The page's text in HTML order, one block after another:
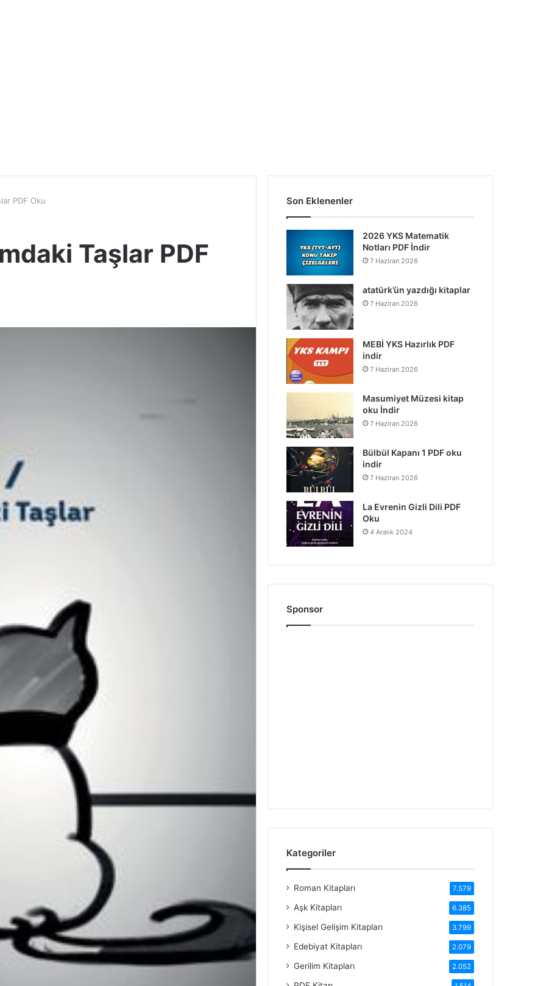
PDF Oku
Taşlar PDF
Son Eklenenler
2026 YKS Matematik
Notları PDF İndir
7 Haziran 2026
atatürk’ün yazdığı kitaplar
7 Haziran 2026
MEBİ YKS Hazırlık PDF
indir
7 Haziran 2026
Masumiyet Müzesi kitap
oku İndir
7 Haziran 2026
Bülbül Kapanı 1 PDF oku
indir
7 Haziran 2026
La Evrenin Gizli Dili PDF
Oku
4 Aralık 2024
Sponsor
Kategoriler
Roman Kitapları 7.579
Aşk Kitapları 6.385
Kişisel Gelişim Kitapları 3.799
Edebiyat Kitapları 2.079
Gerilim Kitapları 2.052